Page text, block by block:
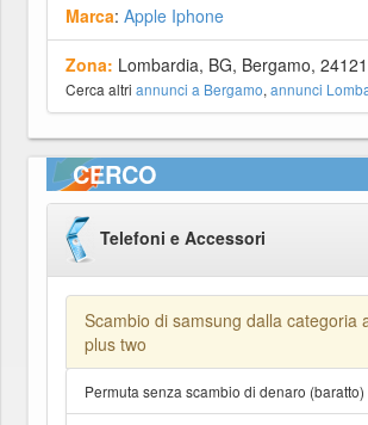
Marca: Apple Iphone
Zona: Lombardia, BG, Bergamo, 24121
Cerca altri annunci a Bergamo, annunci
CERCO
Telefoni e Accessori
Scambio di samsung dalla categoria
plus two
Permuta senza scambio di denaro (baratto)